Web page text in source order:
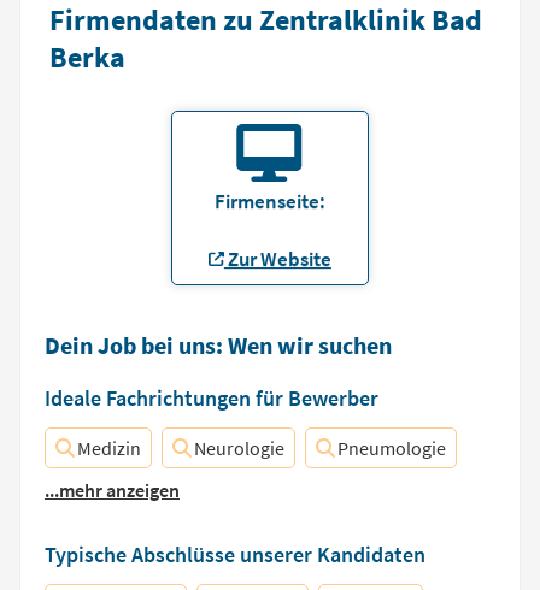
Firmendaten zu Zentralklinik Bad
Berka
Firmenseite:
Zur Website
Dein Job bei uns: Wen wir suchen
Ideale Fachrichtungen für Bewerber
Medizin Neurologie
Pneumologie
...mehr anzeigen
Typische Abschlüsse unserer Kandidaten